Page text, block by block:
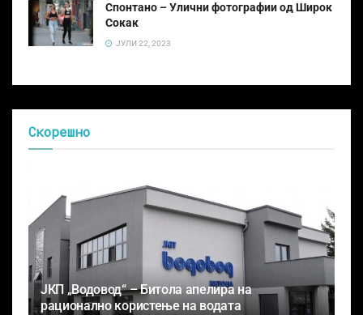
Спонтано – Улични фотографии од Широк
Сокак
ЈУЛИ 22, 2023
Скорешно
ЈКП „Водовод“ – Битола апелира на
рационално користење на водата